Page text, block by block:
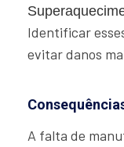
Identificar
evitar danos
A falta de